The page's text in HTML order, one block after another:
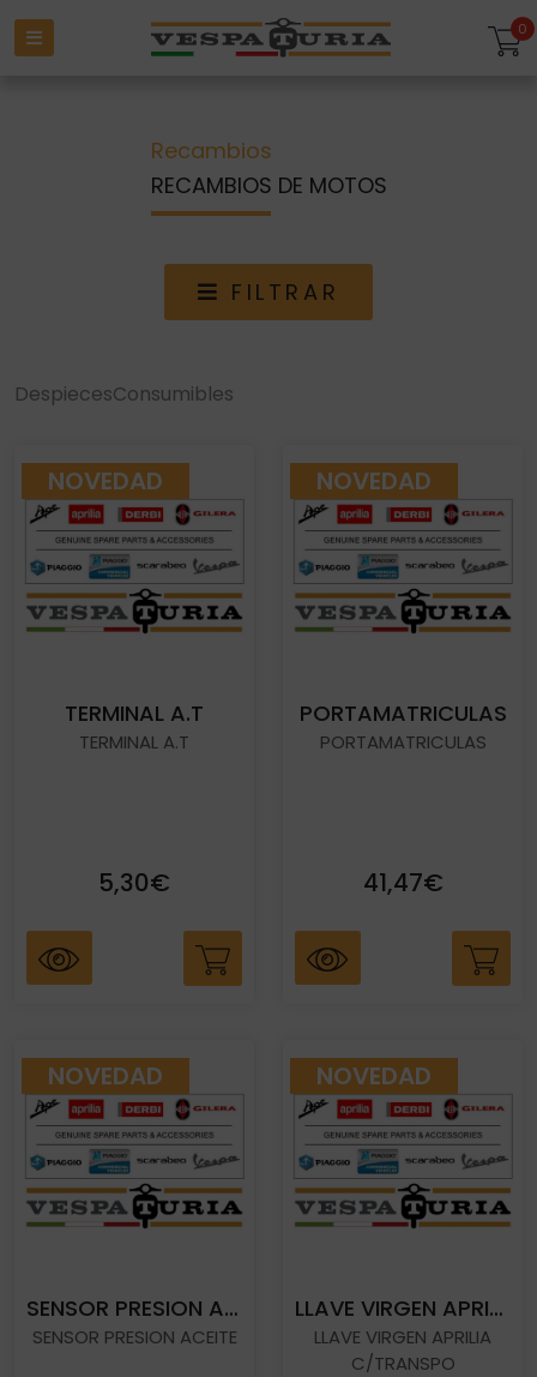
0
Recambios
RECAMBIOS DE MOTOS
FILTRAR
DespiecesConsumibles
NOVEDAD
TERMINAL A.T
TERMINAL A.T
5,30€
NOVEDAD
PORTAMATRICULAS
PORTAMATRICULAS
41,47€
NOVEDAD
SENSOR PRESION ACEITEROMO
SENSOR PRESION ACEITE
NOVEDAD
LLAVE VIRGEN APRILIA C/TRANSPO
LLAVE VIRGEN APRILIA
C/TRANSPO